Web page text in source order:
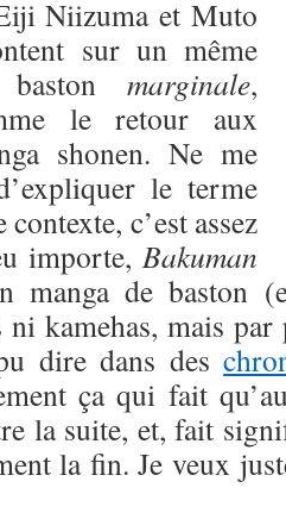
Niizuma et Muto
sur un même
marginale,
le retour aux
shonen. Ne me
le terme
c’est assez
importe, Bakuman
manga de baston
kamehas, mais
dire dans des
ça qui fait
la suite, et, fait
la fin. Je veux